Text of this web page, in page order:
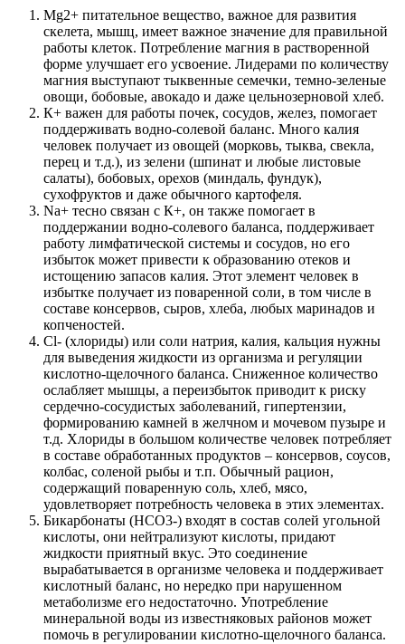
Mg2+ питательное вещество, важное для развития
скелета, мышц, имеет важное значение для правильной
работы клеток. Потребление магния в растворенной
форме улучшает его усвоение. Лидерами по количеству
магния выступают тыквенные семечки, темно-зеленые
овощи, бобовые, авокадо и даже цельнозерновой хлеб.
К+ важен для работы почек, сосудов, желез, помогает
поддерживать водно-солевой баланс. Много калия
человек получает из овощей (морковь, тыква, свекла,
перец и т.д.), из зелени (шпинат и любые листовые
салаты), бобовых, орехов (миндаль, фундук),
сухофруктов и даже обычного картофеля.
Na+ тесно связан с К+, он также помогает в
поддержании водно-солевого баланса, поддерживает
работу лимфатической системы и сосудов, но его
избыток может привести к образованию отеков и
истощению запасов калия. Этот элемент человек в
избытке получает из поваренной соли, в том числе в
составе консервов, сыров, хлеба, любых маринадов и
копченостей.
Cl- (хлориды) или соли натрия, калия, кальция нужны
для выведения жидкости из организма и регуляции
кислотно-щелочного баланса. Сниженное количество
ослабляет мышцы, а переизбыток приводит к риску
сердечно-сосудистых заболеваний, гипертензии,
формированию камней в желчном и мочевом пузыре и
т.д. Хлориды в большом количестве человек потребляет
в составе обработанных продуктов – консервов, соусов,
колбас, соленой рыбы и т.п. Обычный рацион,
содержащий поваренную соль, хлеб, мясо,
удовлетворяет потребность человека в этих элементах.
Бикарбонаты (HCO3-) входят в состав солей угольной
кислоты, они нейтрализуют кислоты, придают
жидкости приятный вкус. Это соединение
вырабатывается в организме человека и поддерживает
кислотный баланс, но нередко при нарушенном
метаболизме его недостаточно. Употребление
минеральной воды из известняковых районов может
помочь в регулировании кислотно-щелочного баланса.